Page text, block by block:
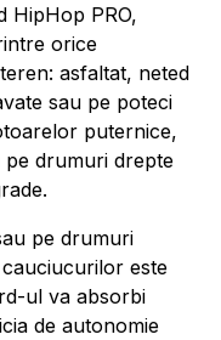
HipHop PRO,
orice
asfaltat, neted
sau pe poteci
puternice,
pe drumuri drepte
pe drumuri
este
ul va absorbi
de autonomie